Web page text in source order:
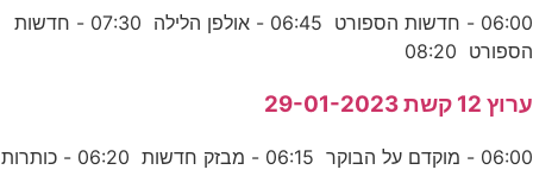
06:00 - חדשות הספורט 06:45 - אולפן הלילה 07:30 - חדשות
הספורט 08:20
ערוץ 12 קשת 29-01-2023
06:00 - מוקדם על הבוקר 06:15 - מבזק חדשות 06:20 - כותרות